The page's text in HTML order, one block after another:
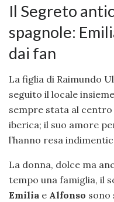
Il Segreto
spagnole:
dai fan
La figlia di Raimundo
seguito il locale
sempre stata al centro
iberica; il suo amore
l’hanno resa
La donna, dolce ma
tempo una famiglia, il
Emilia e Alfonso sono